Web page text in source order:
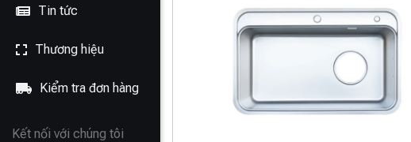
Tin tức
Thương hiệu
Kiểm tra đơn hàng
Kết nối với chúng tôi